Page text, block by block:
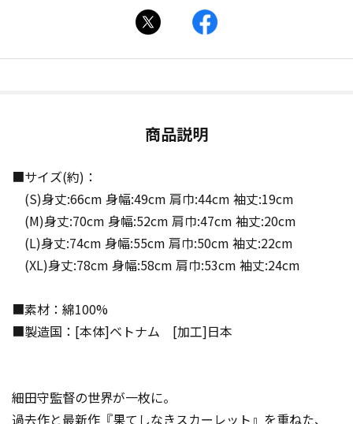
商品説明
■サイズ(約)：
(S)身丈:66cm 身幅:49cm 肩巾:44cm 袖丈:19cm
(M)身丈:70cm 身幅:52cm 肩巾:47cm 袖丈:20cm
(L)身丈:74cm 身幅:55cm 肩巾:50cm 袖丈:22cm
(XL)身丈:78cm 身幅:58cm 肩巾:53cm 袖丈:24cm
■素材：綿100%
■製造国：[本体]ベトナム [加工]日本
細田守監督の世界が一枚に。
過去作と最新作『果てしなきスカーレット』を重ねた、